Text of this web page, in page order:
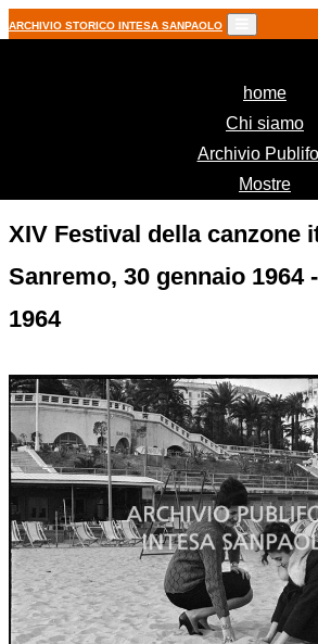
ARCHIVIO STORICO INTESA SANPAOLO
home
Chi siamo
Archivio
Mostre
XIV Festival della canzone
Sanremo, 30 gennaio 1964
1964